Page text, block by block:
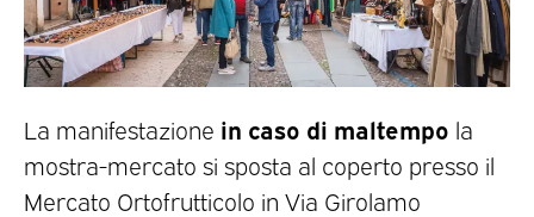
La manifestazione in caso di maltempo la
mostra-mercato si sposta al coperto presso il
Mercato Ortofrutticolo in Via Girolamo